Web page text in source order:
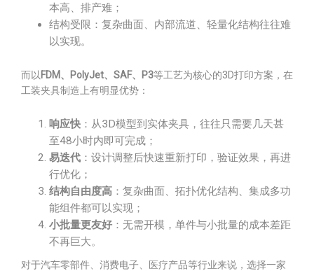
本高、排产难；
结构受限：复杂曲面、内部流道、轻量化结构往往难
以实现。
而以 FDM、PolyJet、SAF、P3等工艺为核心的3D打印方案，在
工装夹具制造上有明显优势：
响应快 ：从3D模型到实体夹具，往往只需要几天甚
至48小时内即可完成；
易迭代 ：设计调整后快速重新打印，验证效果，再进
行优化；
结构自由度高 ：复杂曲面、拓扑优化结构、集成多功
能组件都可以实现；
小批量更友好 ：无需开模，单件与小批量的成本差距
不再巨大。
对于汽车零部件、消费电子、医疗产品等行业来说，选择一家